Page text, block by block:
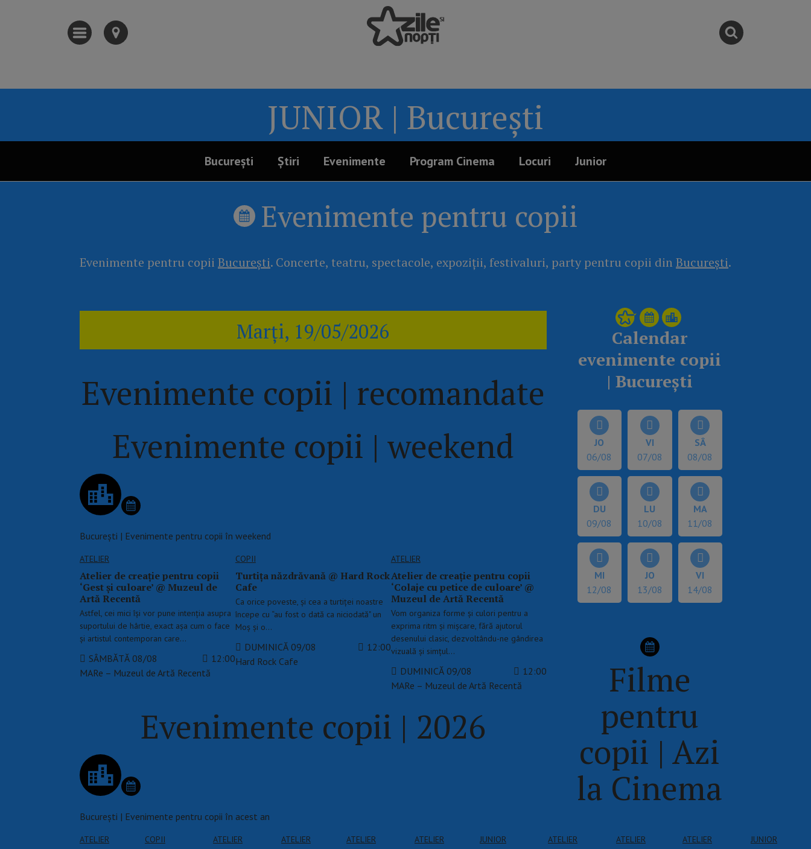
JUNIOR | București
București Știri Evenimente Program Cinema Locuri Junior
Evenimente pentru copii
Evenimente pentru copii București. Concerte, teatru, spectacole, expoziții, festivaluri, party pentru copii din București.
Marți, 19/05/2026
Evenimente copii | recomandate
Evenimente copii | weekend
București | Evenimente pentru copii în weekend
ATELIER
Atelier de creație pentru copii
‘Gest și culoare’ @ Muzeul de
Artă Recentă
Astfel, cei mici își vor pune intenția asupra
suportului de hârtie, exact așa cum o face
și artistul contemporan care…
SÂMBĂTĂ 08/08
12:00
MARe – Muzeul de Artă Recentă
COPII
Turtița năzdrăvană @ Hard Rock
Cafe
Ca orice poveste, și cea a turtiței noastre
începe cu “au fost o dată ca niciodată" un
Moș și o…
DUMINICĂ 09/08
12:00
Hard Rock Cafe
ATELIER
Atelier de creație pentru copii
‘Colaje cu petice de culoare’ @
Muzeul de Artă Recentă
Vom organiza forme și culori pentru a
exprima ritm și mișcare, fără ajutorul
desenului clasic, dezvoltându-ne gândirea
vizuală și simțul…
DUMINICĂ 09/08
12:00
MARe – Muzeul de Artă Recentă
Evenimente copii | 2026
București | Evenimente pentru copii în acest an
ATELIER COPII ATELIER ATELIER ATELIER ATELIER JUNIOR ATELIER ATELIER ATELIER JUNIOR
Calendar
evenimente copii
| București
JO
06/08
VI
07/08
SÂ
08/08
DU
09/08
LU
10/08
MA
11/08
MI
12/08
JO
13/08
VI
14/08
Filme
pentru
copii | Azi
la Cinema